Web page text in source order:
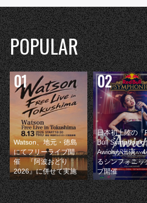
POPULAR
Watson、地元・徳島
にてフリーライブ開
催 『阿波おどり
2026』に併せて実施
日本初上陸の『
Bull Symphonic
Awichが出演 4
るシンフォニッ
ブ開催